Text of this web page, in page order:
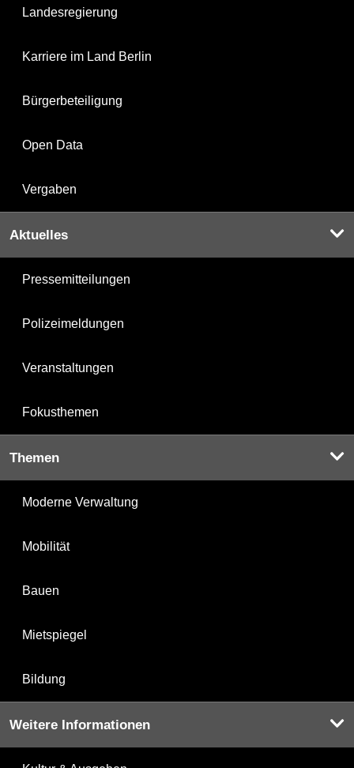
Landesregierung
Karriere im Land Berlin
Bürgerbeteiligung
Open Data
Vergaben
Aktuelles
Pressemitteilungen
Polizeimeldungen
Veranstaltungen
Fokusthemen
Themen
Moderne Verwaltung
Mobilität
Bauen
Mietspiegel
Bildung
Weitere Informationen